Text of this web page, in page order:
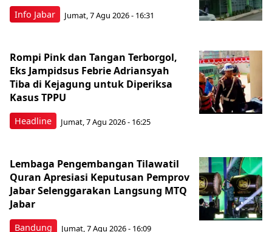
Info Jabar Jumat, 7 Agu 2026 - 16:31
Headline
Rompi Pink dan Tangan Terborgol,
Eks Jampidsus Febrie Adriansyah
Tiba di Kejagung untuk Diperiksa
Kasus TPPU
Jumat, 7 Agu 2026 - 16:25
Bandung
Lembaga Pengembangan Tilawatil
Quran Apresiasi Keputusan Pemprov
Jabar Selenggarakan Langsung MTQ
Jabar
Jumat, 7 Agu 2026 - 16:09